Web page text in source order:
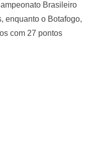
Brasileiro
enquanto o Botafogo,
com 27 pontos